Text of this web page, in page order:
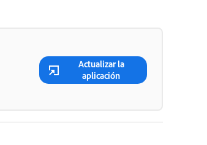
Actualizar la
aplicación